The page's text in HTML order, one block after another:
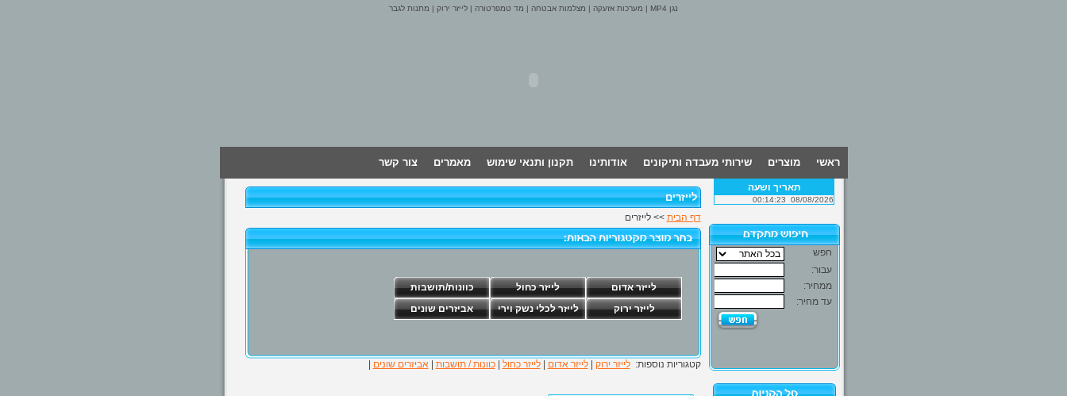
נגן MP4 | מערכות אזעקה | מצלמות אבטחה | מד טמפרטורה | לייזר ירוק | מתנות לגבר
ראשי מוצרים שירותי מעבדה ותיקונים אודותינו תקנון ותנאי שימוש מאמרים צור קשר
תאריך ושעה
08/08/2026
00:14:23 לייזרים
דף הבית >> לייזרים
לייזר אדום לייזר כחול
כוונות/תושבות
לייזר ירוק
לייזר לכלי נשק וירי אביזרים שונים
קטגוריות נוספות: לייזר ירוק |לייזר אדום |לייזר כחול |כוונות / תושבות אביזרים שונים